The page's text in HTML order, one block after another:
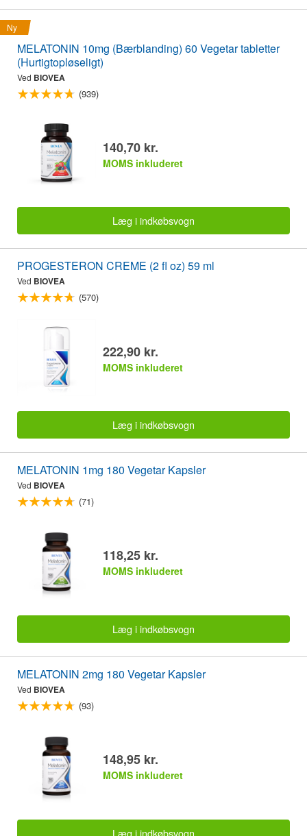
Ny
MELATONIN 10mg (Bærblanding) 60 Vegetar tabletter
(Hurtigtopløseligt)
Ved BIOVEA
(939)
140,70 kr.
MOMS inkluderet
Læg i indkøbsvogn
PROGESTERON CREME (2 fl oz) 59 ml
Ved BIOVEA
(570)
222,90 kr.
MOMS inkluderet
Læg i indkøbsvogn
MELATONIN 1mg 180 Vegetar Kapsler
Ved BIOVEA
(71)
118,25 kr.
MOMS inkluderet
Læg i indkøbsvogn
MELATONIN 2mg 180 Vegetar Kapsler
Ved BIOVEA
(93)
148,95 kr.
MOMS inkluderet
Læg i indkøbsvogn